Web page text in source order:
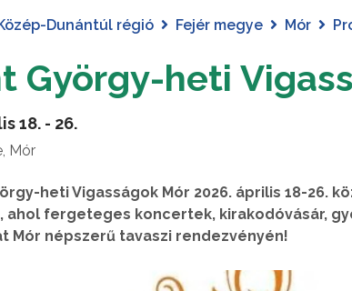
Dunántúl régió Fejér megye Mór
György-heti
18. - 26.
Mór
heti Vigasságok Mór 2026. április 18-26.
ahol fergeteges koncertek, kirakodóvásár,
Mór népszerű tavaszi rendezvényén!